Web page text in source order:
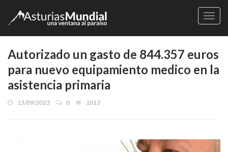
Autorizado un gasto de 844.357 euros
para nuevo equipamiento medico en la
asistencia primaria
15/09/2023 0 1013